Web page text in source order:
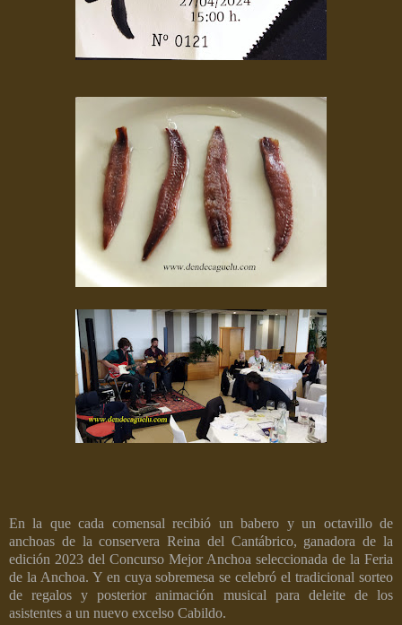
En la que cada comensal recibió un babero y un octavillo de
anchoas de la conservera Reina del Cantábrico, ganadora de la
edición 2023 del Concurso Mejor Anchoa seleccionada de la Feria
de la Anchoa. Y en cuya sobremesa se celebró el tradicional sorteo
de regalos y posterior animación musical para deleite de los
asistentes a un nuevo excelso Cabildo.